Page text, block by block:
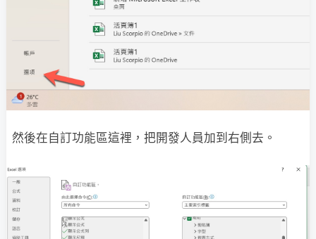
然後在自訂功能區這裡，把開發人員加到右側去。